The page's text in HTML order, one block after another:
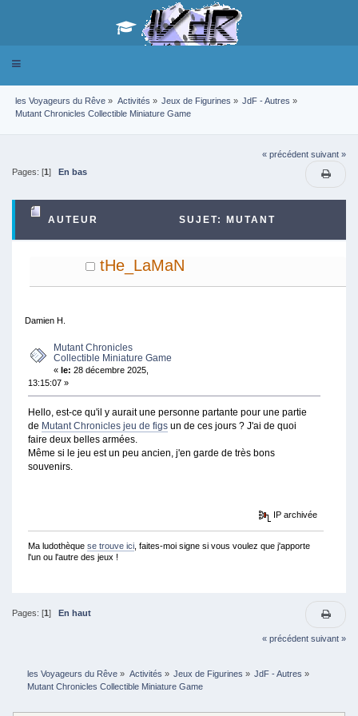
Toggle
les Voyageurs du Rêve » Activités » Jeux de Figurines » JdF - Autres »
Mutant Chronicles Collectible Miniature Game
« précédent suivant »
Pages: [1] En bas
AUTEUR SUJET: MUTANT
CHRONICLES COLLECTIBLE MINIATURE GAME (LU
tHe_LaMaN
Damien H.
Mutant Chronicles
Collectible Miniature Game
« le: 28 décembre 2025,
13:15:07 »
Hello, est-ce qu'il y aurait une personne partante pour une partie
de Mutant Chronicles jeu de figsun de ces jours ? J'ai de quoi
faire deux belles armées.
Même si le jeu est un peu ancien, j'en garde de très bons
souvenirs.
IP archivée
Ma ludothèque se trouve ici, faites-moi signe si vous voulez que j'apporte
l'un ou l'autre des jeux !
Pages: [1] En haut
« précédent suivant »
les Voyageurs du Rêve » Activités » Jeux de Figurines » JdF - Autres »
Mutant Chronicles Collectible Miniature Game